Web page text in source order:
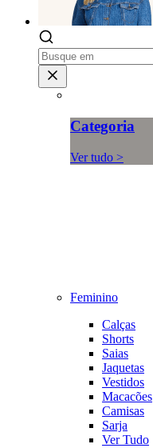
Categoria
Ver tudo >
Feminino
Calças
Shorts
Saias
Jaquetas
Vestidos
Macacões
Camisas
Sarja
Ver Tudo